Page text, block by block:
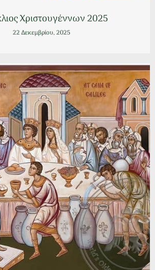
Χριστουγέννων 2025
22 Δεκεμβρίου, 2025